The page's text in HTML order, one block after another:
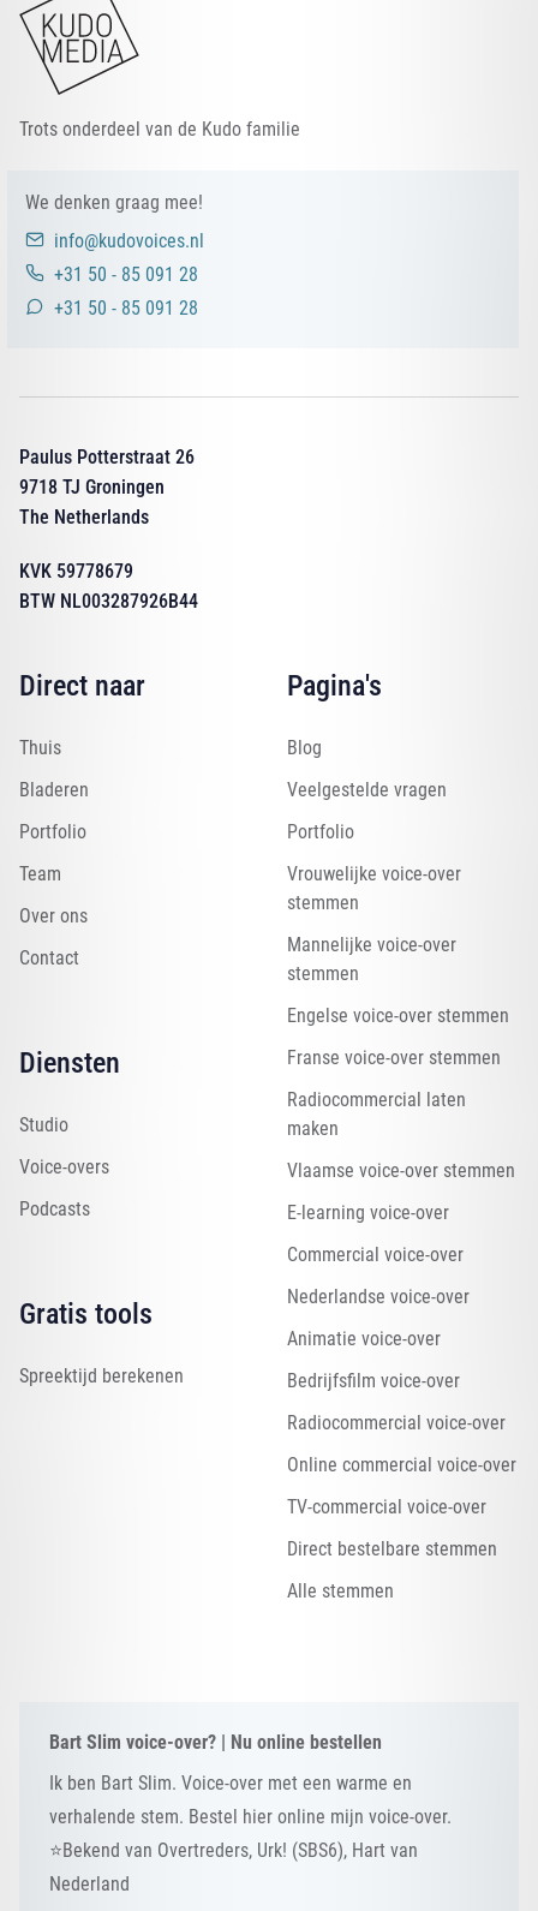
Trots onderdeel van de Kudo familie
We denken graag mee!
info@kudovoices.nl
+31 50 - 85 091 28
+31 50 - 85 091 28
Paulus Potterstraat 26
9718 TJ Groningen
The Netherlands
KVK 59778679
BTW NL003287926B44
Direct naar
Thuis
Bladeren
Portfolio
Team
Over ons
Contact
Diensten
Studio
Voice-overs
Podcasts
Gratis tools
Spreektijd berekenen
Pagina's
Blog
Veelgestelde vragen
Portfolio
Vrouwelijke voice-over
stemmen
Mannelijke voice-over
stemmen
Engelse voice-over stemmen
Franse voice-over stemmen
Radiocommercial laten
maken
Vlaamse voice-over stemmen
E-learning voice-over
Commercial voice-over
Nederlandse voice-over
Animatie voice-over
Bedrijfsfilm voice-over
Radiocommercial voice-over
Online commercial voice-over
TV-commercial voice-over
Direct bestelbare stemmen
Alle stemmen
Bart Slim voice-over? | Nu online bestellen
Ik ben Bart Slim. Voice-over met een warme en
verhalende stem. Bestel hier online mijn voice-over.
⭐Bekend van Overtreders, Urk! (SBS6), Hart van
Nederland